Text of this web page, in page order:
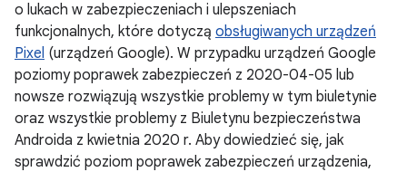
o lukach w zabezpieczeniach i ulepszeniach
funkcjonalnych, które dotyczą obsługiwanych urządzeń
Pixel (urządzeń Google). W przypadku urządzeń Google
poziomy poprawek zabezpieczeń z 2020-04-05 lub
nowsze rozwiązują wszystkie problemy w tym biuletynie
oraz wszystkie problemy z Biuletynu bezpieczeństwa
Androida z kwietnia 2020 r. Aby dowiedzieć się, jak
sprawdzić poziom poprawek zabezpieczeń urządzenia,